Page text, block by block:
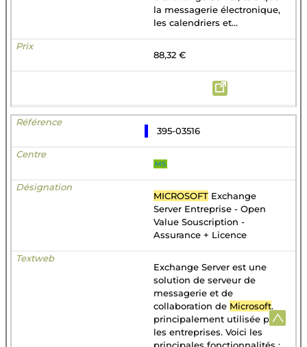
la messagerie électronique,
les calendriers et...
88,32 €
395-03516
MS
MICROSOFT Exchange
Server Entreprise - Open
Value Souscription -
Assurance + Licence
Exchange Server est une
solution de serveur de
messagerie et de
collaboration de Microsoft,
principalement utilisée par
les entreprises. Voici les